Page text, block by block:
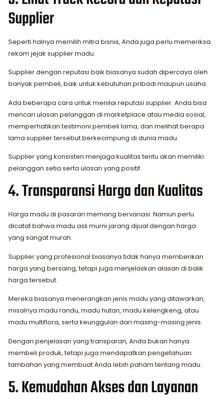
Supplier
Seperti halnya memilih mitra bisnis, Anda juga perlu memeriksa
rekam jejak supplier madu.
Supplier dengan reputasi baik biasanya sudah dipercaya oleh
banyak pembeli, baik untuk kebutuhan pribadi maupun usaha.
Ada beberapa cara untuk menilai reputasi supplier. Anda bisa
mencari ulasan pelanggan di marketplace atau media sosial,
memperhatikan testimoni pembeli lama, dan melihat berapa
lama supplier tersebut berkecimpung di dunia madu.
Supplier yang konsisten menjaga kualitas tentu akan memiliki
pelanggan setia serta ulasan yang positif.
4. Transparansi Harga dan Kualitas
Harga madu di pasaran memang bervariasi. Namun perlu
dicatat bahwa madu asli murni jarang dijual dengan harga
yang sangat murah.
Supplier yang profesional biasanya tidak hanya memberikan
harga yang bersaing, tetapi juga menjelaskan alasan di balik
harga tersebut.
Mereka biasanya menerangkan jenis madu yang ditawarkan,
misalnya madu randu, madu hutan, madu kelengkeng, atau
madu multiflora, serta keunggulan dari masing-masing jenis.
Dengan penjelasan yang transparan, Anda bukan hanya
membeli produk, tetapi juga mendapatkan pengetahuan
tambahan yang membuat Anda lebih paham tentang madu.
5. Kemudahan Akses dan Layanan